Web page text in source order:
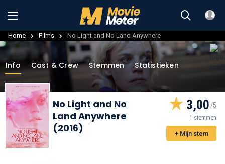
Home Films No Light and No Land Anywhere
Info Cast & Crew Stemmen Statistieken
No Light and No
Land Anywhere
(2016)
3,00
1 stemmen
+ Mijn stem